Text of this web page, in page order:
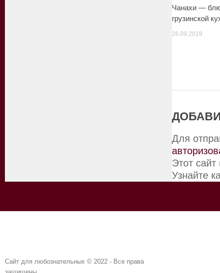
Чанахи —
грузинской
26.09.2019
Для
Этот
Узнайте
Сайт для любознательных © 2022 - Все права